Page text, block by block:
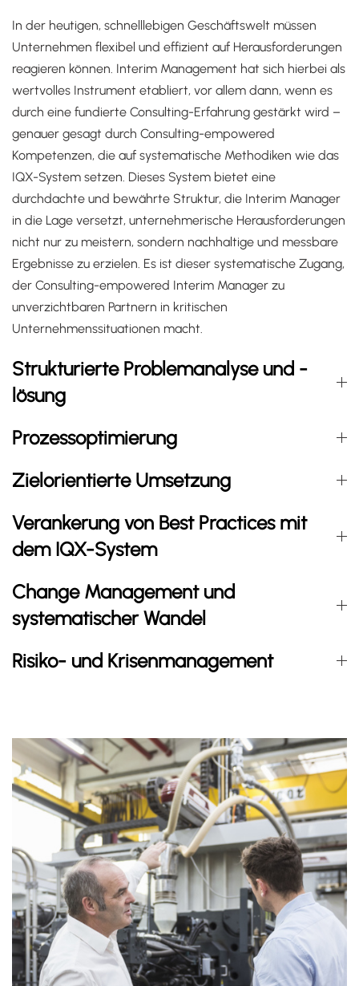
In der heutigen, schnelllebigen Geschäftswelt müssen
Unternehmen flexibel und effizient auf Herausforderungen
reagieren können. Interim Management hat sich hierbei als
wertvolles Instrument etabliert, vor allem dann, wenn es
durch eine fundierte Consulting-Erfahrung gestärkt wird –
genauer gesagt durch Consulting-empowered
Kompetenzen, die auf systematische Methodiken wie das
IQX-System setzen. Dieses System bietet eine
durchdachte und bewährte Struktur, die Interim Manager
in die Lage versetzt, unternehmerische Herausforderungen
nicht nur zu meistern, sondern nachhaltige und messbare
Ergebnisse zu erzielen. Es ist dieser systematische Zugang,
der Consulting-empowered Interim Manager zu
unverzichtbaren Partnern in kritischen
Unternehmenssituationen macht.
Strukturierte Problemanalyse und -
lösung
Prozessoptimierung
Zielorientierte Umsetzung
Verankerung von Best Practices mit
dem IQX-System
Change Management und
systematischer Wandel
Risiko- und Krisenmanagement